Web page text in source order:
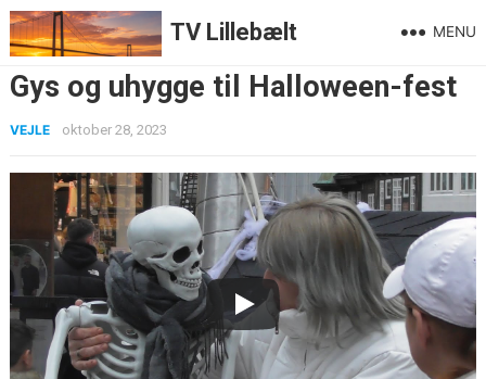
TV Lillebælt MENU
Gys og uhygge til Halloween-fest
VEJLE oktober 28, 2023